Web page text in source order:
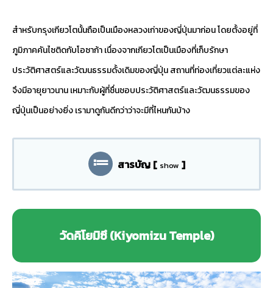
สำหรับกรุงเกียวโตนั้นถือเป็นเมืองหลวงเก่าของญี่ปุ่นมาก่อน โดยตั้งอยู่ที่
ภูมิภาคคันไซติดกับโอซาก้า เนื่องจากเกียวโตเป็นเมืองที่เก็บรักษา
ประวัติศาสตร์และวัฒนธรรมดั้งเดิมของญี่ปุ่น สถานที่ท่องเที่ยวแต่ละแห่ง
จึงมีอายุยาวนาน เหมาะกับผู้ที่ชื่นชอบประวัติศาสตร์และวัฒนธรรมของ
ญี่ปุ่นเป็นอย่างยิ่ง เรามาดูกันดีกว่าว่าจะมีที่ไหนกันบ้าง
สารบัญ [ show ]
วัดคิโยมิซึ (Kiyomizu Temple)